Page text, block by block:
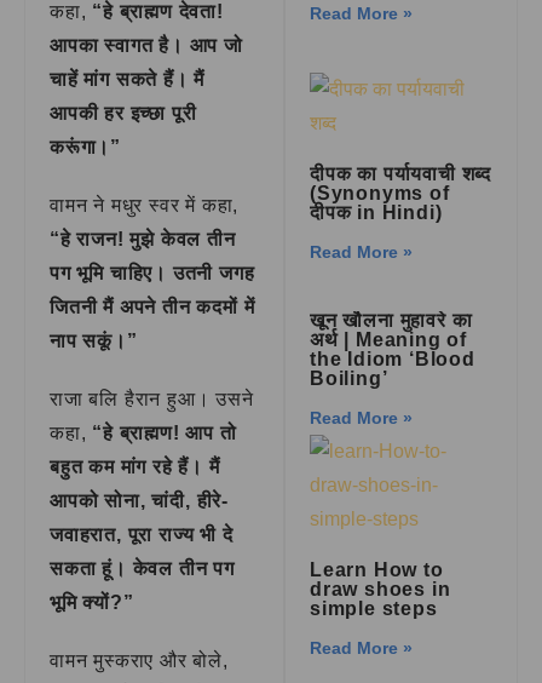
कहा, “हे ब्राह्मण देवता!
आपका स्वागत है। आप जो
चाहें मांग सकते हैं। मैं
आपकी हर इच्छा पूरी
करूंगा।”
वामन ने मधुर स्वर में कहा,
“हे राजन! मुझे केवल तीन
पग भूमि चाहिए। उतनी जगह
जितनी मैं अपने तीन कदमों में
नाप सकूं।”
राजा बलि हैरान हुआ। उसने
कहा, “हे ब्राह्मण! आप तो
बहुत कम मांग रहे हैं। मैं
आपको सोना, चांदी, हीरे-
जवाहरात, पूरा राज्य भी दे
सकता हूं। केवल तीन पग
भूमि क्यों?”
वामन मुस्कराए और बोले,
Read More »
दीपक का पर्यायवाची शब्द
(Synonyms of
दीपक in Hindi)
Read More »
खून खौलना मुहावरे का
अर्थ | Meaning of
the Idiom ‘Blood
Boiling’
Read More »
Learn How to
draw shoes in
simple steps
Read More »